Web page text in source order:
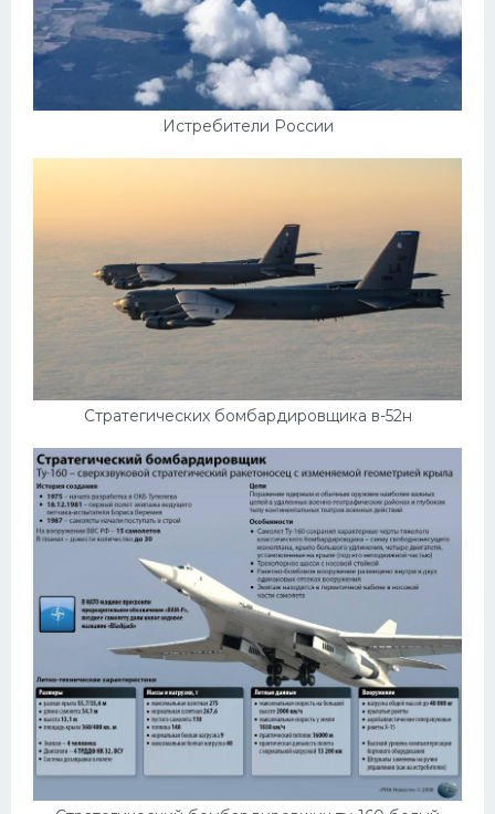
Истребители России
Стратегических бомбардировщика в-52н